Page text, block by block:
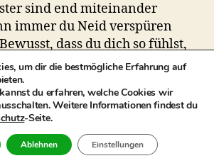
sind end miteinander
immer du Neid verspüren
dass du dich so fühlst,
in dir siehst, da jemand
was dir fehlt.
kommt auf, wenn du
durchquert hast.
um dir die bestmögliche Erfahrung auf
du erfahren, welche Cookies wir
Weitere Informationen findest du
-Seite.
Ablehnen Einstellungen